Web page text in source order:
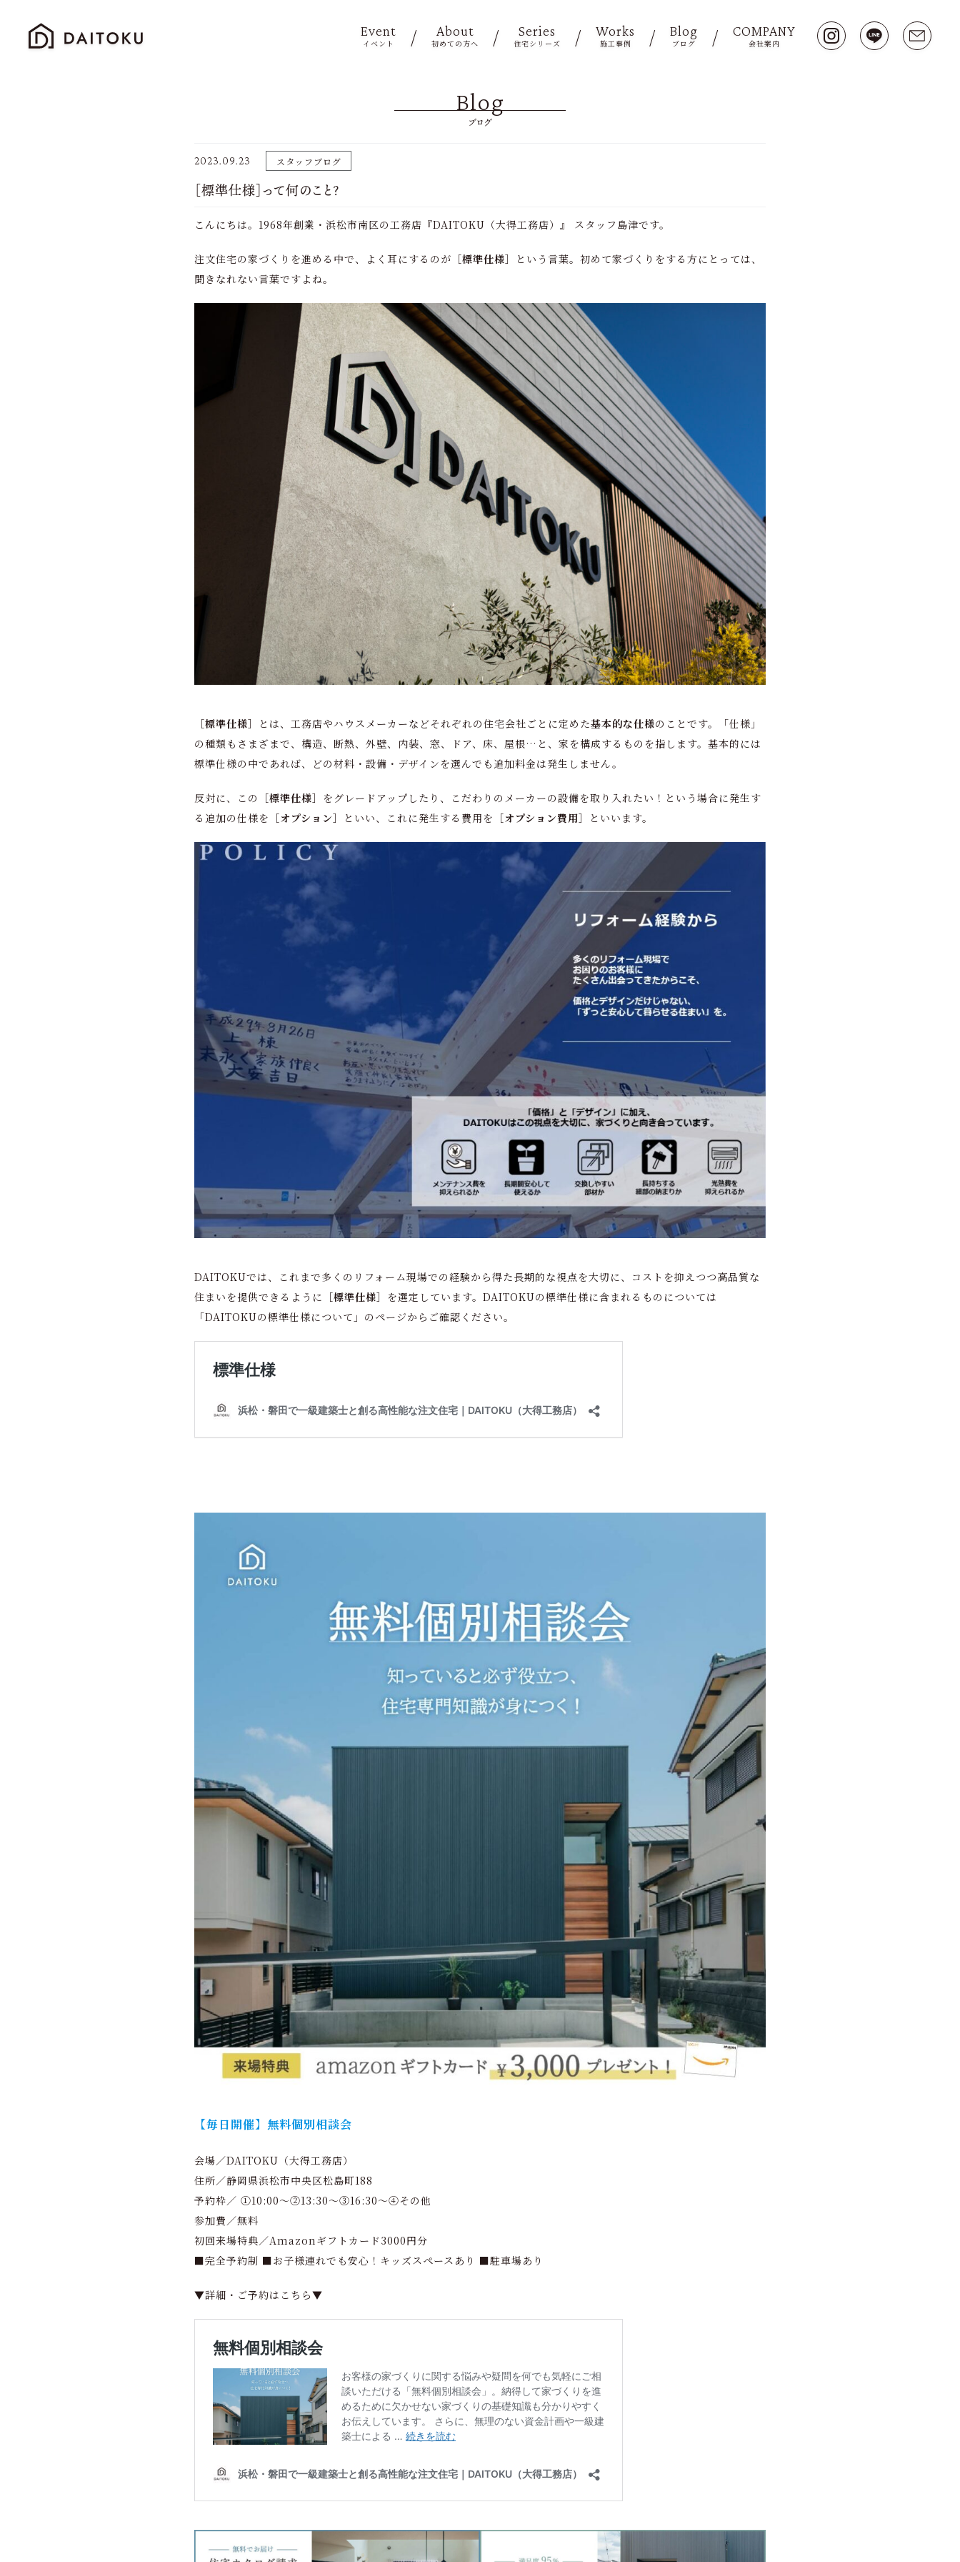
Event
イベント
About
初めての方へ
Series
住宅シリーズ
Works
施工事例
Blog
ブログ
COMPANY
会社案内
Blog
ブログ
2023.09.23 スタッフブログ
［標準仕様］って何のこと？
こんにちは。1968年創業・浜松市南区の工務店『DAITOKU（大得工務店）』 スタッフ島津です。
注文住宅の家づくりを進める中で、よく耳にするのが ［標準仕様］
という言葉。初めて家づくりをする方にとっては、
聞きなれない言葉ですよね。
［標準仕様］ とは、工務店やハウスメーカーなどそれぞれの住宅会社ごとに定めた基本的な仕様のことです。「仕様」
の種類もさまざまで、構造、断熱、外壁、内装、窓、ドア、床、屋根…と、家を構成するものを指します。基本的には
標準仕様の中であれば、どの材料・設備・デザインを選んでも追加料金は発生しません。
反対に、この ［標準仕様］ をグレードアップしたり、こだわりのメーカーの設備を取り入れたい！という場合に発生す
る追加の仕様を ［オプション］ といい、これに発生する費用を ［オプション費用］ といいます。
DAITOKUでは、これまで多くのリフォーム現場での経験から得た長期的な視点を大切に、コストを抑えつつ高品質な
住まいを提供できるように ［標準仕様］ を選定しています。DAITOKUの標準仕様に含まれるものについては
「DAITOKUの標準仕様について」のページからご確認ください。
【毎日開催】無料個別相談会
会場／DAITOKU（大得工務店）
住所／静岡県浜松市中央区松島町188
予約枠／ ①10:00～②13:30～③16:30～④その他
参加費／無料
初回来場特典／Amazonギフトカード3000円分
■完全予約制 ■お子様連れでも安心！キッズスペースあり ■駐車場あり
▼詳細・ご予約はこちら▼